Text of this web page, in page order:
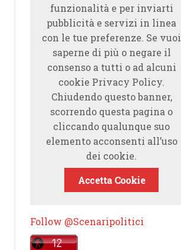
funzionalità e per inviarti
pubblicità e servizi in linea
con le tue preferenze. Se vuoi
saperne di più o negare il
consenso a tutti o ad alcuni
cookie Privacy Policy.
Chiudendo questo banner,
scorrendo questa pagina o
cliccando qualunque suo
elemento acconsenti all’uso
dei cookie.
Accetta Cookie
Follow @Scenaripolitici